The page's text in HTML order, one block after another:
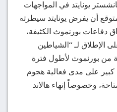
يونايتد في المواجهات
أن يفرض يونايتد سيطرته
دفاعات بورنموث الكثيفة،
الإطلاق لـ “الشياطين
من بورنموث لأطول فترة
على مدى فعالية هجوم
وخصوصاً إنهاء هالاند